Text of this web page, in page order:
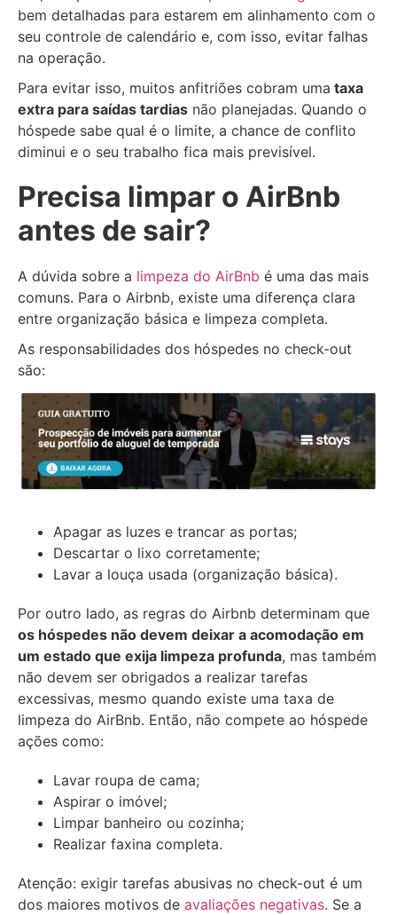
bem detalhadas para estarem em alinhamento com o
seu controle de calendário e, com isso, evitar falhas
na operação.
Para evitar isso, muitos anfitriões cobram uma taxa
extra para saídas tardias não planejadas. Quando o
hóspede sabe qual é o limite, a chance de conflito
diminui e o seu trabalho fica mais previsível.
Precisa limpar o AirBnb
antes de sair?
A dúvida sobre a limpeza do AirBnb é uma das mais
comuns. Para o Airbnb, existe uma diferença clara
entre organização básica e limpeza completa.
As responsabilidades dos hóspedes no check-out
são:
Apagar as luzes e trancar as portas;
Descartar o lixo corretamente;
Lavar a louça usada (organização básica).
Por outro lado, as regras do Airbnb determinam que
os hóspedes não devem deixar a acomodação em
um estado que exija limpeza profunda, mas também
não devem ser obrigados a realizar tarefas
excessivas, mesmo quando existe uma taxa de
limpeza do AirBnb. Então, não compete ao hóspede
ações como:
Lavar roupa de cama;
Aspirar o imóvel;
Limpar banheiro ou cozinha;
Realizar faxina completa.
Atenção: exigir tarefas abusivas no check-out é um
dos maiores motivos de avaliações negativas. Se a